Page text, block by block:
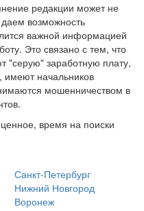
редакции может не
возможность
важной информацией
Это связано с тем, что
"серую" заработную плату,
начальников
мошенничеством в
время на поиски
Санкт-Петербург
Нижний Новгород
Воронеж